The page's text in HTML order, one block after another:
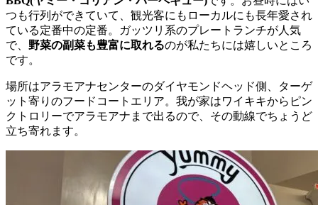
つも行列ができていて、観光客にもローカルにも長年愛され
ている定番中の定番。ガッツリ系のプレートランチが人気
で、 野菜の副菜も豊富に取れるのが私たちには嬉しいところ
です。
場所はアラモアナセンターのダイヤモンドヘッド側、ターゲ
ット寄りのフードコートエリア。我が家はワイキキからピン
クトロリーでアラモアナまで出るので、その動線でちょうど
立ち寄れます。